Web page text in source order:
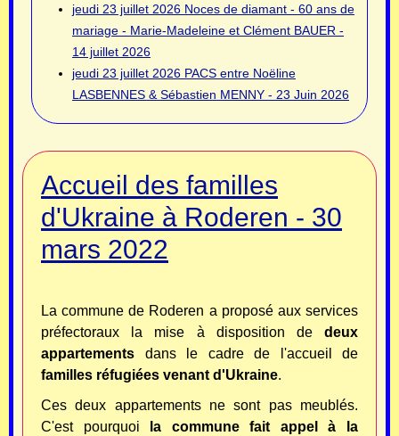
jeudi 23 juillet 2026 Noces de diamant - 60 ans de
mariage - Marie-Madeleine et Clément BAUER -
14 juillet 2026
jeudi 23 juillet 2026 PACS entre Noëline
LASBENNES & Sébastien MENNY - 23 Juin 2026
Accueil des familles
d'Ukraine à Roderen - 30
mars 2022
La commune de Roderen a proposé aux services
préfectoraux la mise à disposition de deux
appartements dans le cadre de l'accueil de
familles réfugiées venant d'Ukraine.
Ces deux appartements ne sont pas meublés.
C'est pourquoi
la commune fait appel à la